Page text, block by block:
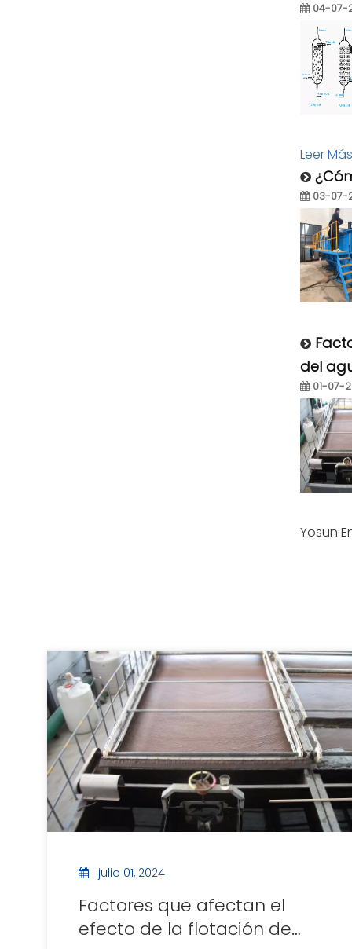
04-07-
Leer
03-07-
del
01-07-
Yosun
julio 01, 2024
Factores que afectan el
efecto de la flotación de